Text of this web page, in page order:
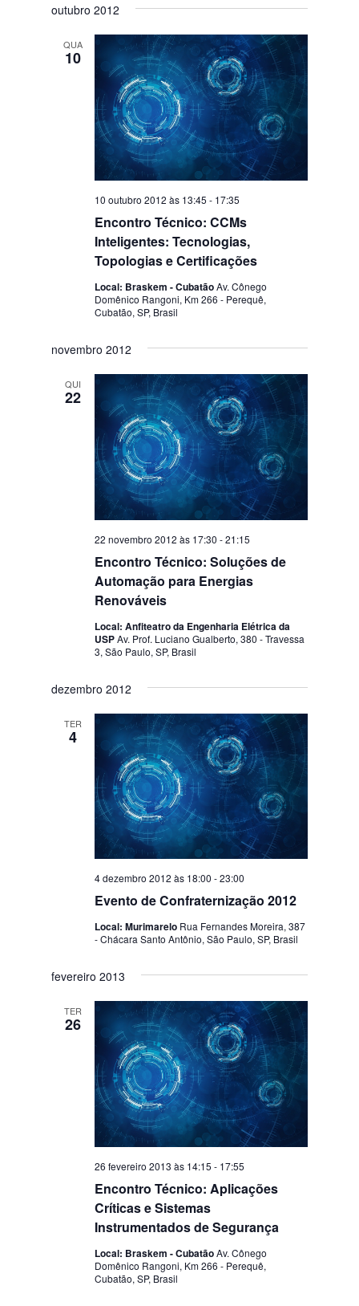
outubro 2012
QUA
10
Encontro Técnico: CCMs
Inteligentes: Tecnologias,
Topologias e Certificações
10 outubro 2012 às 13:45 - 17:35
Local: Braskem - CubatãoAv. Cônego
Domênico Rangoni, Km 266 - Perequê,
Cubatão, SP, Brasil
novembro 2012
QUI
22
Encontro Técnico: Soluções de
Automação para Energias
Renováveis
22 novembro 2012 às 17:30 -21:15
Local: Anfiteatro da Engenharia Elétrica da
USPAv. Prof. Luciano Gualberto, 380 - Travessa
3, São Paulo, SP, Brasil
dezembro 2012
TER
4
Evento de Confraternização 2012
4 dezembro 2012 às 18:00 -23:00
Local: Murimarelo Rua Fernandes Moreira, 387
- Chácara Santo Antônio, São Paulo, SP, Brasil
fevereiro 2013
TER
26
Encontro Técnico: Aplicações
Críticas e Sistemas
Instrumentados de Segurança
26 fevereiro 2013 às 14:15 - 17:55
Local: Braskem - CubatãoAv. Cônego
Domênico Rangoni, Km 266 - Perequê,
Cubatão, SP, Brasil